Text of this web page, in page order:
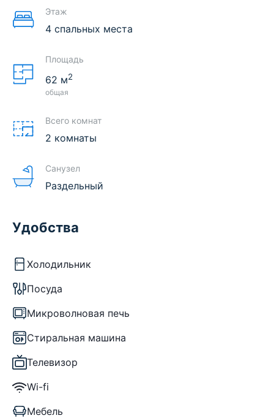
Этаж
4 спальных места
Площадь
62 м2
общая
Всего комнат
2 комнаты
Санузел
Раздельный
Удобства
Холодильник
Посуда
Микроволновая печь
Стиральная машина
Телевизор
Wi-fi
Мебель